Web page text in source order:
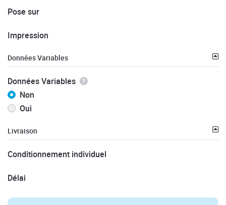
Pose sur
Impression
Données Variables
Données Variables
Non
Oui
Livraison
Conditionnement individuel
Délai